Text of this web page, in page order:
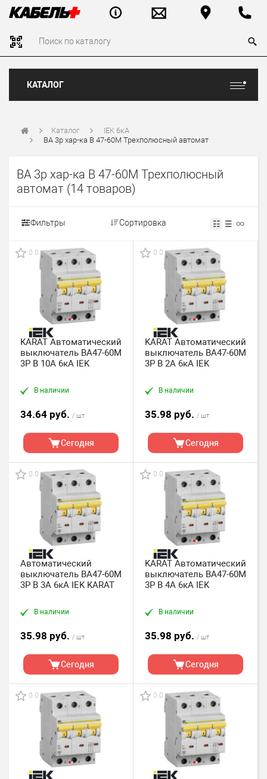
КАТАЛОГ
Каталог
IEK 6кА
ВА 3р хар-ка B 47-60M Трехполюсный автомат
ВА 3р хар-ка B 47-60M Трехполюсный
автомат (14 товаров)
Фильтры Сортировка ☷ ☰
0.0
KARAT Автоматический
выключатель ВА47-60M
3P B 10А 6кА IEK
В наличии
34.64 руб. / шт
Сегодня
0.0
KARAT Автоматический
выключатель ВА47-60M
3P B 2А 6кА IEK
В наличии
35.98 руб. / шт
Сегодня
0.0
Автоматический
выключатель ВА47-60M
3P B 3А 6кА IEK KARAT
В наличии
35.98 руб. / шт
Сегодня
0.0
KARAT Автоматический
выключатель ВА47-60M
3P B 4А 6кА IEK
В наличии
35.98 руб. / шт
Сегодня
0.0 0.0